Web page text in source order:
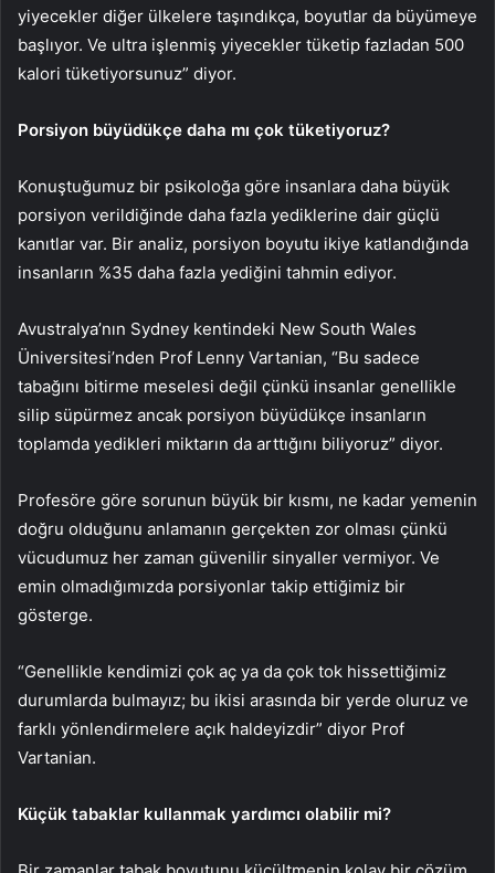
yiyecekler diğer ülkelere taşındıkça, boyutlar da büyümeye
başlıyor. Ve ultra işlenmiş yiyecekler tüketip fazladan 500
kalori tüketiyorsunuz” diyor.
Porsiyon büyüdükçe daha mı çok tüketiyoruz?
Konuştuğumuz bir psikoloğa göre insanlara daha büyük
porsiyon verildiğinde daha fazla yediklerine dair güçlü
kanıtlar var. Bir analiz, porsiyon boyutu ikiye katlandığında
insanların %35 daha fazla yediğini tahmin ediyor.
Avustralya’nın Sydney kentindeki New South Wales
Üniversitesi’nden Prof Lenny Vartanian, “Bu sadece
tabağını bitirme meselesi değil çünkü insanlar genellikle
silip süpürmez ancak porsiyon büyüdükçe insanların
toplamda yedikleri miktarın da arttığını biliyoruz” diyor.
Profesöre göre sorunun büyük bir kısmı, ne kadar yemenin
doğru olduğunu anlamanın gerçekten zor olması çünkü
vücudumuz her zaman güvenilir sinyaller vermiyor. Ve
emin olmadığımızda porsiyonlar takip ettiğimiz bir
gösterge.
“Genellikle kendimizi çok aç ya da çok tok hissettiğimiz
durumlarda bulmayız; bu ikisi arasında bir yerde oluruz ve
farklı yönlendirmelere açık haldeyizdir” diyor Prof
Vartanian.
Küçük tabaklar kullanmak yardımcı olabilir mi?